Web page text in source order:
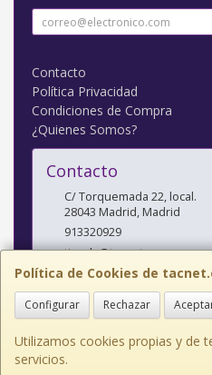
Política de Cookies de
Configurar Rechazar
Utilizamos cookies propias y de
servicios.
Contacto
Política Privacidad
Condiciones de Compra
¿Quienes Somos?
Contacto
C/ Torquemada 22, local.
28043 Madrid,Madrid
913320929
tienda@tacnet.es
Horario
L a V: 10:00-14:00 y 16:30-20:00